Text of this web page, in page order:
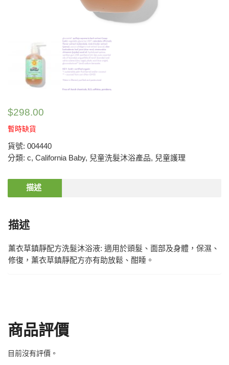
$298.00
暫時缺貨
貨號: 004440
分類: c, California Baby, 兒童洗髮沐浴產品, 兒童護理
描述
描述
薰衣草鎮靜配方洗髮沐浴液: 適用於頭髮、面部及身體，保濕、
修復，薰衣草鎮靜配方亦有助放鬆、酣睡。
商品評價
目前沒有評價。